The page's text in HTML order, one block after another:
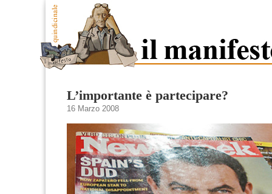
L’importante è partecipare?
16 Marzo 2008